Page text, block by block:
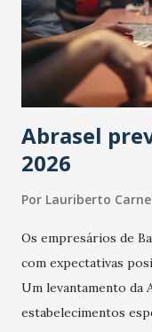
Abrasel
2026
Por Lauriberto
Os empresários de
com expectativas
Um levantamento da
estabelecimentos